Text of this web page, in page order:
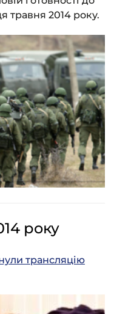
травня 2014 року.
року
трансляцію